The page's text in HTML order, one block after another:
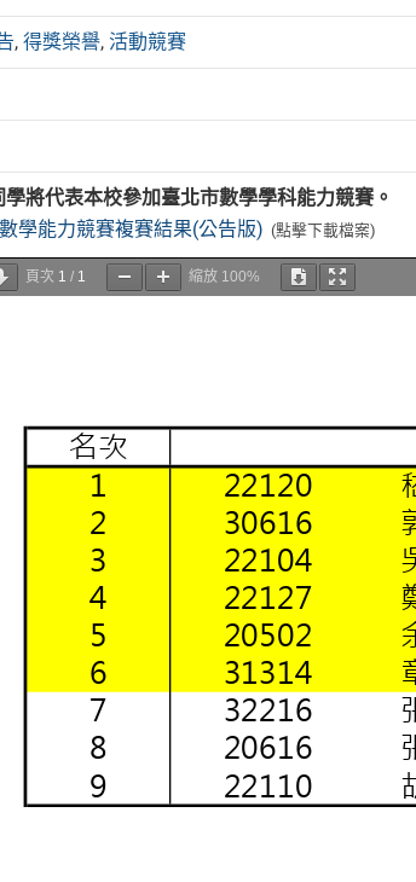
,得獎榮譽,活動競賽
學將代表本校參加臺北市數學學科能力競賽。
學能力競賽複賽結果(公告版) (點擊下載檔案)
頁次 1 / 1 縮放 100%